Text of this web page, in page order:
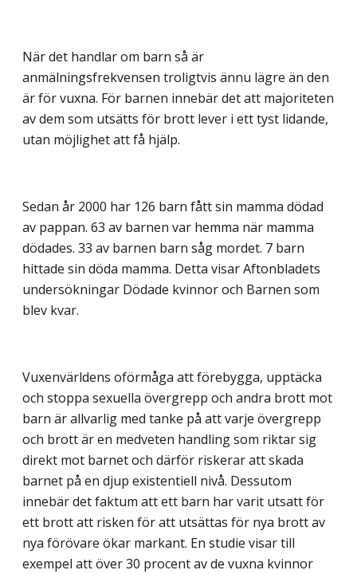
När det handlar om barn så är
anmälningsfrekvensen troligtvis ännu lägre än den
är för vuxna. För barnen innebär det att majoriteten
av dem som utsätts för brott lever i ett tyst lidande,
utan möjlighet att få hjälp.
Sedan år 2000 har 126 barn fått sin mamma dödad
av pappan. 63 av barnen var hemma när mamma
dödades. 33 av barnen barn såg mordet. 7 barn
hittade sin döda mamma. Detta visar Aftonbladets
undersökningar Dödade kvinnor och Barnen som
blev kvar.
Vuxenvärldens oförmåga att förebygga, upptäcka
och stoppa sexuella övergrepp och andra brott mot
barn är allvarlig med tanke på att varje övergrepp
och brott är en medveten handling som riktar sig
direkt mot barnet och därför riskerar att skada
barnet på en djup existentiell nivå. Dessutom
innebär det faktum att ett barn har varit utsatt för
ett brott att risken för att utsättas för nya brott av
nya förövare ökar markant. En studie visar till
exempel att över 30 procent av de vuxna kvinnor